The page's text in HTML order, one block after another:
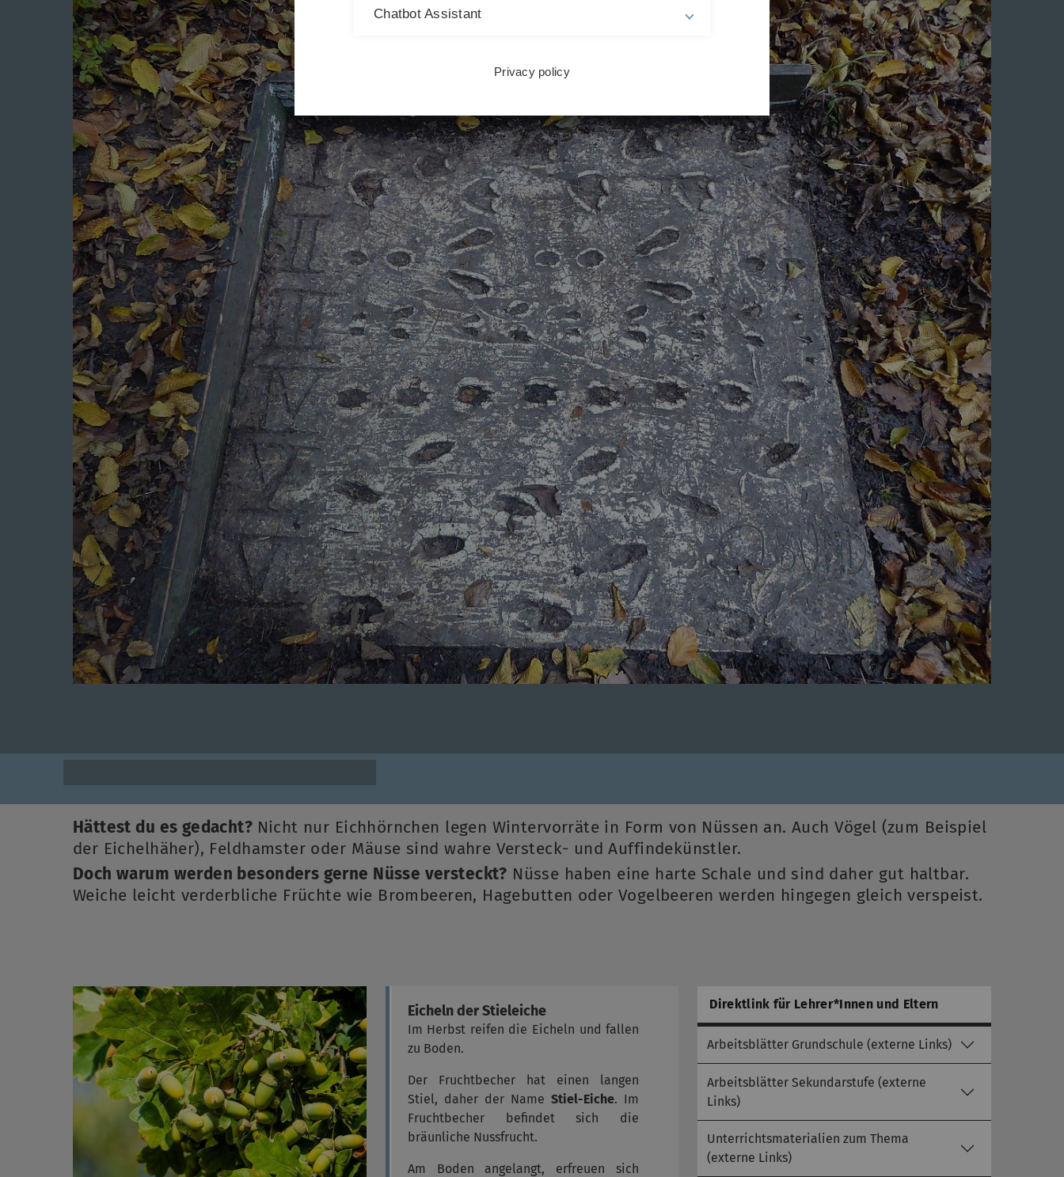
Hättest du es gedacht? Nicht nur Eichhörnchen legen Wintervorräte in Form von Nüssen an. Auch Vögel (zum Beispiel
der Eichelhäher), Feldhamster oder Mäuse sind wahre Versteck- und Auffindekünstler.
Doch warum werden besonders gerne Nüsse versteckt? Nüsse haben eine harte Schale und sind daher gut haltbar.
Weiche leicht verderbliche Früchte wie Brombeeren, Hagebutten oder Vogelbeeren werden hingegen gleich verspeist.
Eicheln der Stieleiche
Im Herbst reifen die Eicheln und fallen
zu Boden.
Der Fruchtbecher hat einen langen
Stiel, daher der NameStiel-Eiche. Im
Fruchtbecher befindet sich die
bräunliche Nussfrucht.
Am Boden angelangt, erfreuen sich
Direktlink für Lehrer*Innen und Eltern
Arbeitsblätter Grundschule (externe Links)
Arbeitsblätter Sekundarstufe (externe
Links)
Unterrichtsmaterialien zum Thema
(externe Links)
Chatbot Assistant
Privacy policy